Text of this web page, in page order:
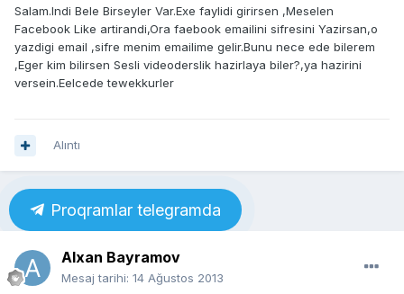
Salam.Indi Bele Birseyler Var.Exe faylidi girirsen ,Meselen
Facebook Like artirandi,Ora faebook emailini sifresini Yazirsan,o
yazdigi email ,sifre menim emailime gelir.Bunu nece ede bilerem
,Eger kim bilirsen Sesli videoderslik hazirlaya biler?,ya hazirini
versein.Eelcede tewekkurler
Alıntı
Proqramlar telegramda
Alxan Bayramov
Mesaj tarihi: 14 Ağustos 2013